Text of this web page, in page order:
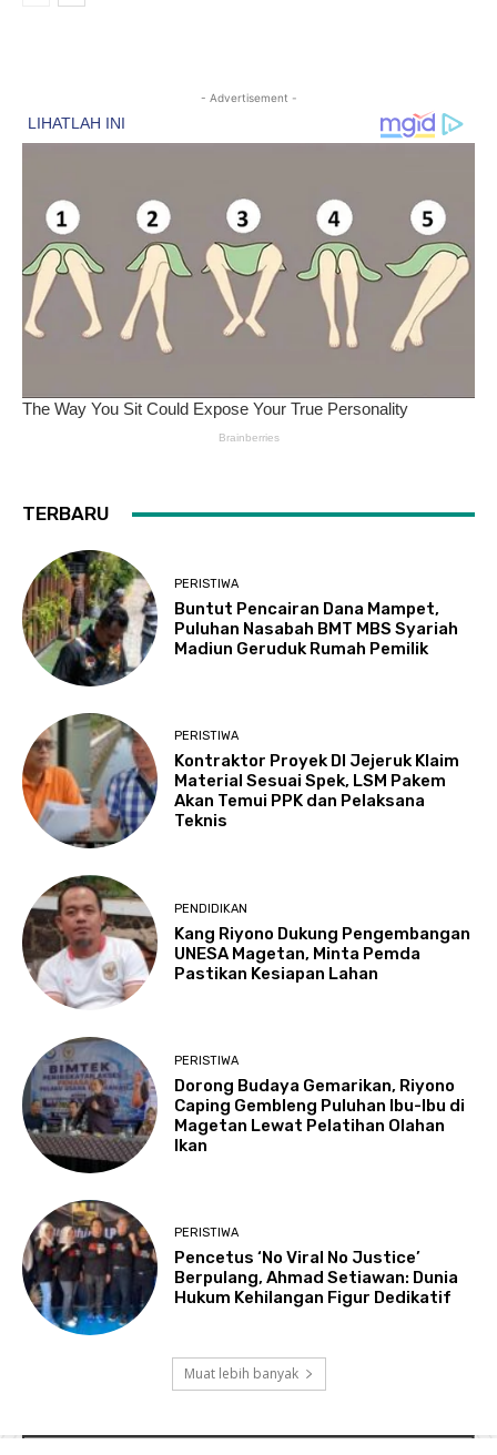
- Advertisement -
TERBARU
PERISTIWA
Buntut Pencairan Dana Mampet,
Puluhan Nasabah BMT MBS Syariah
Madiun Geruduk Rumah Pemilik
PERISTIWA
Kontraktor Proyek DI Jejeruk Klaim
Material Sesuai Spek, LSM Pakem
Akan Temui PPK dan Pelaksana
Teknis
PENDIDIKAN
Kang Riyono Dukung Pengembangan
UNESA Magetan, Minta Pemda
Pastikan Kesiapan Lahan
PERISTIWA
Dorong Budaya Gemarikan, Riyono
Caping Gembleng Puluhan Ibu-Ibu di
Magetan Lewat Pelatihan Olahan
Ikan
PERISTIWA
Pencetus ‘No Viral No Justice’
Berpulang, Ahmad Setiawan: Dunia
Hukum Kehilangan Figur Dedikatif
Muat lebih banyak